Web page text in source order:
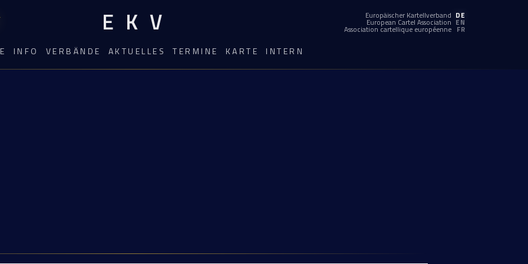
EKV Europäischer Kartellverband DE
European Cartel Association EN
Association cartellique européenne FR
INFO VERBÄNDE AKTUELLES TERMINE KARTE INTERN